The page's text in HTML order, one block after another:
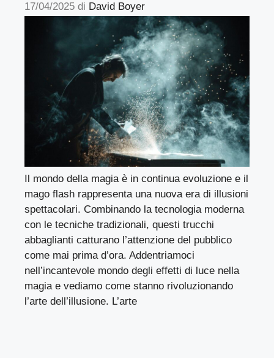
17/04/2025 di David Boyer
Il mondo della magia è in continua evoluzione e il
mago flash rappresenta una nuova era di illusioni
spettacolari. Combinando la tecnologia moderna
con le tecniche tradizionali, questi trucchi
abbaglianti catturano l’attenzione del pubblico
come mai prima d’ora. Addentriamoci
nell’incantevole mondo degli effetti di luce nella
magia e vediamo come stanno rivoluzionando
l’arte dell’illusione. L’arte